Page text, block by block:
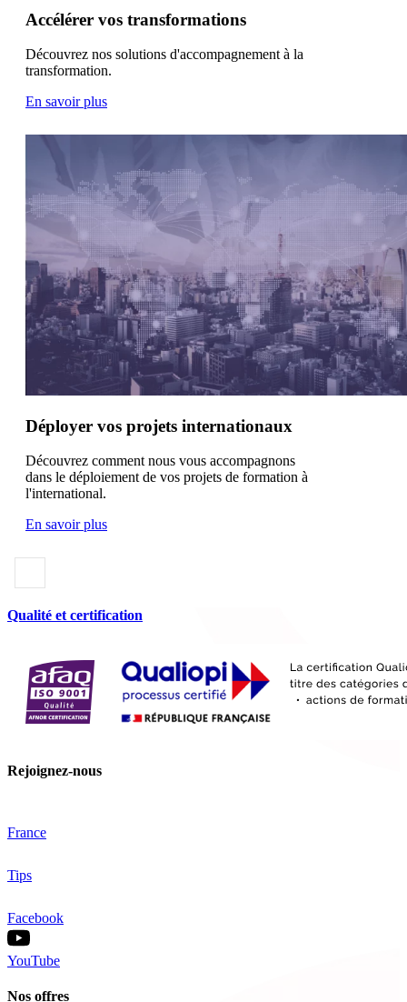
Accélérer vos transformations
Découvrez nos solutions d'accompagnement à la
transformation.
En savoir plus
Déployer vos projets internationaux
Découvrez comment nous vous accompagnons
dans le déploiement de vos projets de formation à
l'international.
En savoir plus
Qualité et certification
Rejoignez-nous
France
Tips
Facebook
YouTube
Nos offres